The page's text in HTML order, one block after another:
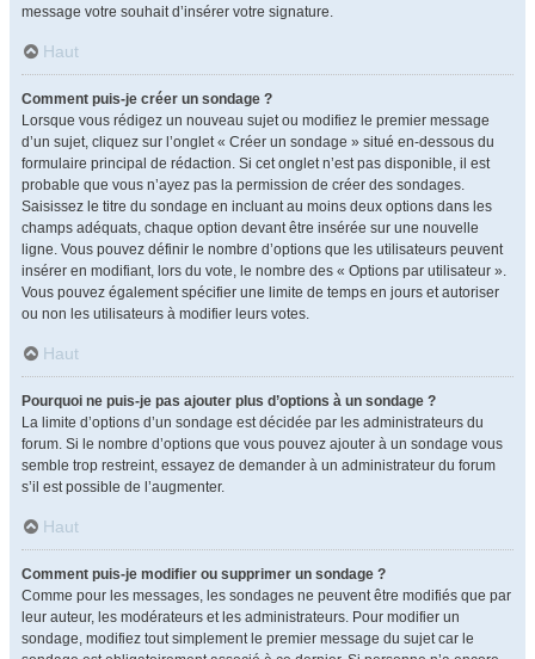
message votre souhait d’insérer votre signature.
Haut
Comment puis-je créer un sondage ?
Lorsque vous rédigez un nouveau sujet ou modifiez le premier message
d’un sujet, cliquez sur l’onglet « Créer un sondage » situé en-dessous du
formulaire principal de rédaction. Si cet onglet n’est pas disponible, il est
probable que vous n’ayez pas la permission de créer des sondages.
Saisissez le titre du sondage en incluant au moins deux options dans les
champs adéquats, chaque option devant être insérée sur une nouvelle
ligne. Vous pouvez définir le nombre d’options que les utilisateurs peuvent
insérer en modifiant, lors du vote, le nombre des « Options par utilisateur ».
Vous pouvez également spécifier une limite de temps en jours et autoriser
ou non les utilisateurs à modifier leurs votes.
Haut
Pourquoi ne puis-je pas ajouter plus d’options à un sondage ?
La limite d’options d’un sondage est décidée par les administrateurs du
forum. Si le nombre d’options que vous pouvez ajouter à un sondage vous
semble trop restreint, essayez de demander à un administrateur du forum
s’il est possible de l’augmenter.
Haut
Comment puis-je modifier ou supprimer un sondage ?
Comme pour les messages, les sondages ne peuvent être modifiés que par
leur auteur, les modérateurs et les administrateurs. Pour modifier un
sondage, modifiez tout simplement le premier message du sujet car le